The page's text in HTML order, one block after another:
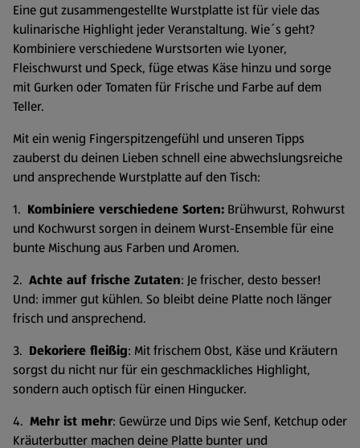
Eine gut zusammengestellte Wurstplatte ist für viele das
kulinarische Highlight jeder Veranstaltung. Wie´s geht?
Kombiniere verschiedene Wurstsorten wie Lyoner,
Fleischwurst und Speck, füge etwas Käse hinzu und sorge
mit Gurken oder Tomaten für Frische und Farbe auf dem
Teller.
Mit ein wenig Fingerspitzengefühl und unseren Tipps
zauberst du deinen Lieben schnell eine abwechslungsreiche
und ansprechende Wurstplatte auf den Tisch:
1. Kombiniere verschiedene Sorten: Brühwurst, Rohwurst
und Kochwurst sorgen in deinem Wurst-Ensemble für eine
bunte Mischung aus Farben und Aromen.
2. Achte auf frische Zutaten: Je frischer, desto besser!
Und: immer gut kühlen. So bleibt deine Platte noch länger
frisch und ansprechend.
3. Dekoriere fleißig: Mit frischem Obst, Käse und Kräutern
sorgst du nicht nur für ein geschmackliches Highlight,
sondern auch optisch für einen Hingucker.
4. Mehr ist mehr: Gewürze und Dips wie Senf, Ketchup oder
Kräuterbutter machen deine Platte bunter und